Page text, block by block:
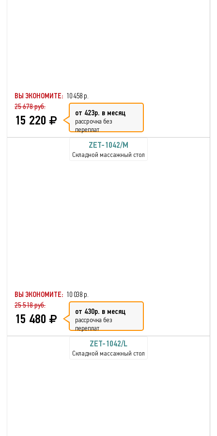
ВЫ ЭКОНОМИТЕ: 10 458 р.
25 678 руб.
15 220 от 423р. в месяц
рассрочка без
переплат
ZET-1042/M
Складной массажный стол
ВЫ ЭКОНОМИТЕ: 10 038 р.
25 518 руб.
15 480 от 430р. в месяц
рассрочка без
переплат
ZET-1042/L
Складной массажный стол